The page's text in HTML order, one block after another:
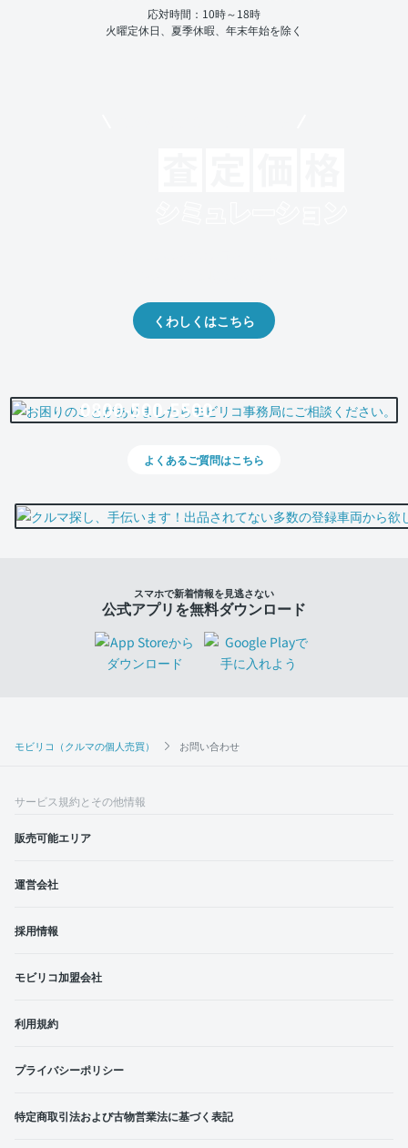
モビリコ（クルマの個人売買） お問い合わせ
応対時間：10時～18時
火曜定休日、夏季休暇、年末年始を除く
くわしくはこちら
0800-500-5500
よくあるご質問はこちら
スマホで新着情報を見逃さない
公式アプリを無料ダウンロード
サービス規約とその他情報
販売可能エリア
運営会社
採用情報
モビリコ加盟会社
利用規約
プライバシーポリシー
特定商取引法および古物営業法に基づく表記